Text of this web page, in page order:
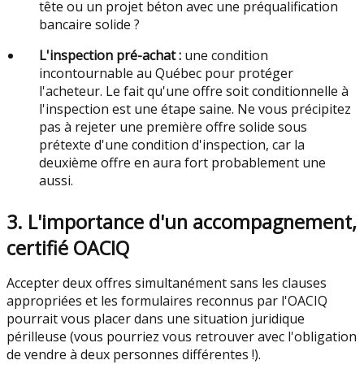
tête ou un projet béton avec une préqualification
bancaire solide ?
L'inspection pré-achat : une condition
incontournable au Québec pour protéger
l'acheteur. Le fait qu'une offre soit conditionnelle à
l'inspection est une étape saine. Ne vous précipitez
pas à rejeter une première offre solide sous
prétexte d'une condition d'inspection, car la
deuxième offre en aura fort probablement une
aussi.
3. L'importance d'un accompagnement,
certifié OACIQ
Accepter deux offres simultanément sans les clauses
appropriées et les formulaires reconnus par l'OACIQ
pourrait vous placer dans une situation juridique
périlleuse (vous pourriez vous retrouver avec l'obligation
de vendre à deux personnes différentes !).